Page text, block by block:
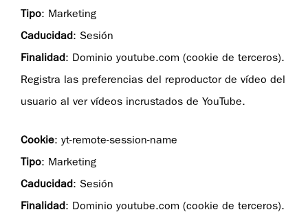
Tipo: Marketing
Caducidad: Sesión
Finalidad: Dominio youtube.com (cookie de terceros).
Registra las preferencias del reproductor de vídeo del
usuario al ver vídeos incrustados de YouTube.
Cookie: yt-remote-session-name
Tipo: Marketing
Caducidad: Sesión
Finalidad: Dominio youtube.com (cookie de terceros).